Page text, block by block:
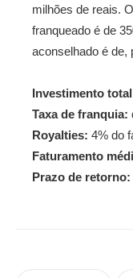
milhões de reais. O
franqueado é de
aconselhado é de,
Investimento
Taxa de franquia:
Royalties: 4% do
Faturamento
Prazo de retorno: